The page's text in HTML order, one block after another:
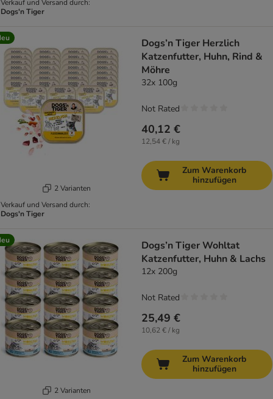
Verkauf und Versand durch:
Dogs'n Tiger
2 Varianten
Verkauf und Versand durch:
Dogs'n Tiger
Dogs’n Tiger Herzlich
Katzenfutter, Huhn, Rind &
Möhre
32x 100g
40,12 €
12,54 € / kg
Not Rated
Zum Warenkorb
hinzufügen
2 Varianten
Dogs’n Tiger Wohltat
Katzenfutter, Huhn & Lachs
12x 200g
25,49 €
10,62 € / kg
Not Rated
Zum Warenkorb
hinzufügen